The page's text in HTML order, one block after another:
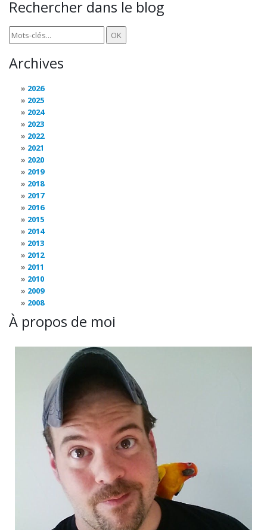
Rechercher dans le blog
Archives
2026
2025
2024
2023
2022
2021
2020
2019
2018
2017
2016
2015
2014
2013
2012
2011
2010
2009
2008
À propos de moi